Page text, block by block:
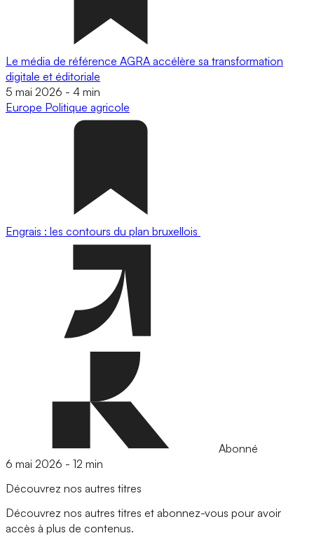
Le média de référence AGRA accélère sa transformation
digitale et éditoriale
5 mai 2026 - 4 min
Europe Politique agricole
Engrais : les contours du plan bruxellois
Abonné
6 mai 2026 - 12 min
Découvrez nos autres titres
Découvrez nos autres titres et abonnez-vous pour avoir
accès à plus de contenus.